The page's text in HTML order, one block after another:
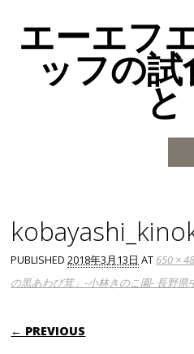
エーエフ
ッフの
と
PUBLISHED2018年3月13日 AT 650 ×
の黒あわび茸」-小林きのこ園- 長野県
← PREVIOUS